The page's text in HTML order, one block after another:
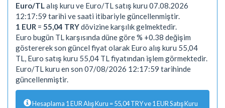
Euro/TL alış kuru ve Euro/TL satış kuru 07.08.2026
12:17:59 tarihi ve saati itibariyle güncellenmiştir.
1 EUR = 55,04 TRYdövizine karşılık gelmektedir.
Euro bugün TL karşısında düne göre % +0.38 değişim
göstererek son güncel fiyat olarak Euro alış kuru 55,04
TL, Euro satış kuru 55,04 TL fiyatından işlem görmektedir.
Euro/TL kuru en son 07/08/2026 12:17:59 tarihinde
güncellenmiştir.
Hesaplama 1 EUR Alış Kuru = 55,04 TRY ve 1 EUR Satış Kuru